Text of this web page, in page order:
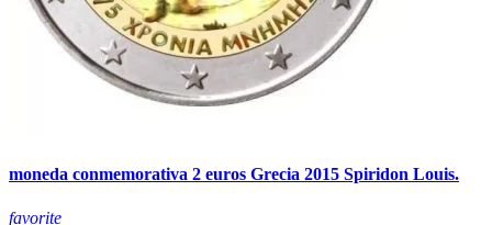
moneda conmemorativa 2 euros Grecia 2015 Spiridon Louis.
favorite